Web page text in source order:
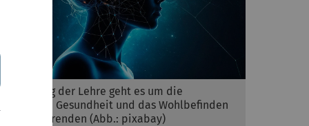
8. Tag der Lehre geht es um die
psychische Gesundheit und das Wohlbefinden
der Studierenden (Abb.: pixabay)